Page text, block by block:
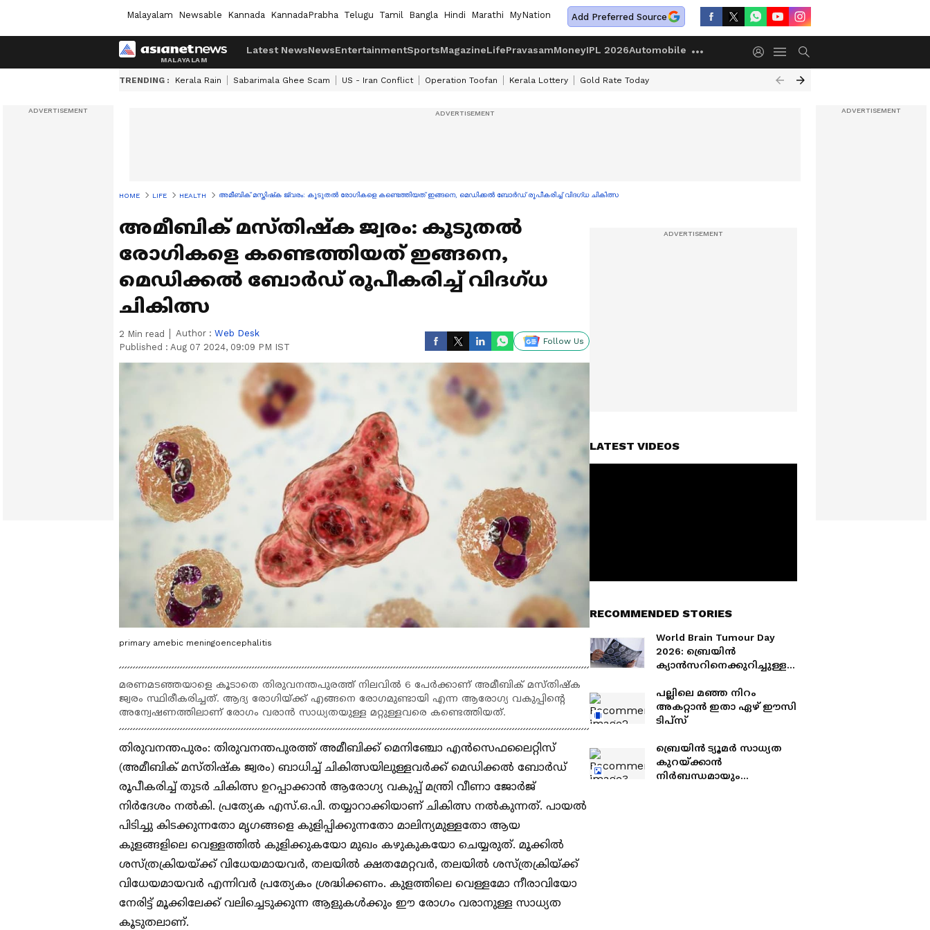
Malayalam Newsable Kannada KannadaPrabha Telugu Tamil Bangla Hindi Marathi MyNation Add Preferred Source
Latest NewsNewsEntertainmentSportsMagazineLifePravasamMoneyIPL 2026Automobile
TRENDING : Kerala Rain Sabarimala Ghee Scam US - Iran Conflict Operation Toofan Kerala Lottery Gold Rate Today
HOME LIFE HEALTH അമീബിക് മസ്തിഷ്‌ക ജ്വരം: കൂടുതല്‍ രോഗികളെ കണ്ടെത്തിയത് ഇങ്ങനെ, മെഡിക്കല്‍ ബോര്‍ഡ് രൂപീകരിച്ച് വിദഗ്ധ ചികിത്സ
അമീബിക് മസ്തിഷ്‌ക ജ്വരം: കൂടുതല്‍
രോഗികളെ കണ്ടെത്തിയത് ഇങ്ങനെ,
മെഡിക്കല്‍ ബോര്‍ഡ് രൂപീകരിച്ച് വിദഗ്ധ
ചികിത്സ
2 Min read Author : Web Desk
Published : Aug 07 2024, 09:09 PM IST
Follow Us
primary amebic meningoencephalitis
മരണമടഞ്ഞയാളെ കൂടാതെ തിരുവനന്തപുരത്ത് നിലവില്‍ 6 പേര്‍ക്കാണ് അമീബിക് മസ്തിഷ്‌ക
ജ്വരം സ്ഥിരീകരിച്ചത്. ആദ്യ രോഗിയ്ക്ക് എങ്ങനെ രോഗമുണ്ടായി എന്ന ആരോഗ്യ വകുപ്പിന്റെ
അന്വേഷണത്തിലാണ് രോഗം വരാന്‍ സാധ്യതയുള്ള മറ്റുള്ളവരെ കണ്ടെത്തിയത്.
തിരുവനന്തപുരം: തിരുവനന്തപുരത്ത് അമീബിക്ക് മെനിഞ്ചോ എന്‍സെഫലൈറ്റിസ്
(അമീബിക് മസ്തിഷ്‌ക ജ്വരം) ബാധിച്ച് ചികിത്സയിലുള്ളവര്‍ക്ക് മെഡിക്കല്‍ ബോര്‍ഡ്
രൂപീകരിച്ച് തുടര്‍ ചികിത്സ ഉറപ്പാക്കാന്‍ ആരോഗ്യ വകുപ്പ് മന്ത്രി വീണാ ജോര്‍ജ്
നിര്‍ദേശം നല്‍കി. പ്രത്യേക എസ്.ഒ.പി. തയ്യാറാക്കിയാണ് ചികിത്സ നല്‍കുന്നത്. പായല്‍
പിടിച്ചു കിടക്കുന്നതോ മൃഗങ്ങളെ കുളിപ്പിക്കുന്നതോ മാലിന്യമുള്ളതോ ആയ
കുളങ്ങളിലെ വെള്ളത്തില്‍ കുളിക്കുകയോ മുഖം കഴുകുകയോ ചെയ്യരുത്. മൂക്കില്‍
ശസ്ത്രക്രിയയ്ക്ക് വിധേയമായവര്‍, തലയില്‍ ക്ഷതമേറ്റവര്‍, തലയില്‍ ശസ്ത്രക്രിയ്ക്ക്
വിധേയമായവര്‍ എന്നിവര്‍ പ്രത്യേകം ശ്രദ്ധിക്കണം. കുളത്തിലെ വെള്ളമോ നീരാവിയോ
നേരിട്ട് മൂക്കിലേക്ക് വലിച്ചെടുക്കുന്ന ആളുകള്‍ക്കും ഈ രോഗം വരാനുള്ള സാധ്യത
കൂടുതലാണ്.
LATEST VIDEOS
RECOMMENDED STORIES
World Brain Tumour Day
2026: ബ്രെയിൻ
ക്യാൻസറിനെക്കുറിച്ചുള്ള
യാഥാർത്ഥ്യങ്ങളും
പല്ലിലെ മഞ്ഞ നിറം
അകറ്റാൻ ഇതാ ഏഴ് ഈസി
ടിപ്സ്
ബ്രെയിൻ ട്യൂമർ സാധ്യത
കുറയ്ക്കാൻ
നിർബന്ധമായും